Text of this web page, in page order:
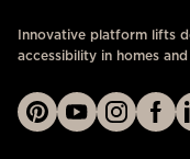
Innovative platform lifts
accessibility in homes